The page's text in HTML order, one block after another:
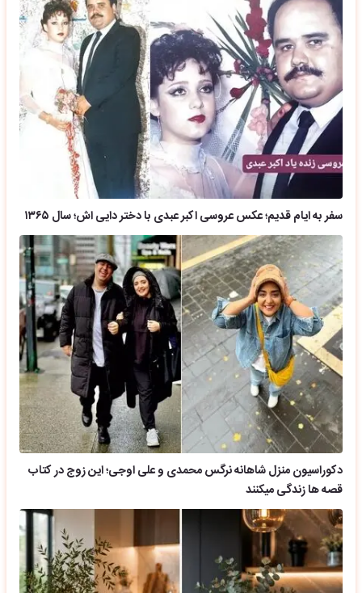
سفر به ایام قدیم؛ عکس عروسی اکبر عبدی با دختر دایی اش؛ سال ۱۳۶۵
دکوراسیون منزل شاهانه نرگس محمدی و علی اوجی؛ این زوج در کتاب
قصه ها زندگی میکنند